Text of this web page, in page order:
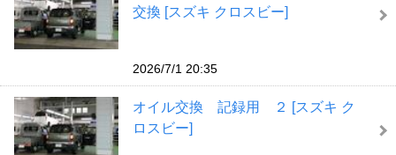
交換 [スズキ クロスビー]
2026/7/1 20:35
オイル交換 記録用 ２ [スズキ ク
ロスビー]